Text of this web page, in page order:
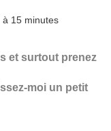
à 15 minutes
et surtout prenez
moi un petit